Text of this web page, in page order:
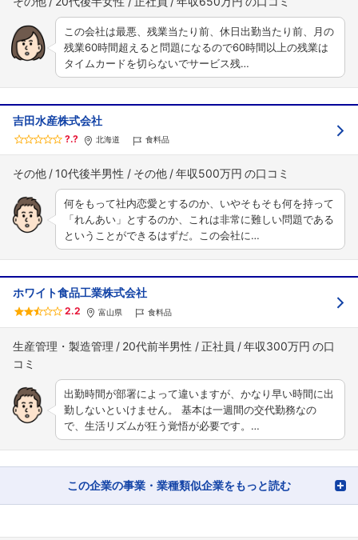
この会社は最悪、残業当たり前、休日出勤当たり前、月の
残業60時間超えると問題になるので60時間以上の残業は
タイムカードを切らないでサービス残…
吉田水産株式会社
?.? 北海道 食料品
その他 10代後半男性 その他 年収500万円
何をもって社内恋愛とするのか、いやそもそも何を持って
「れんあい」とするのか、これは非常に難しい問題である
ということができるはずだ。この会社に…
ホワイト食品工業株式会社
2.2 富山県 食料品
生産管理・製造管理 20代前半男性 正社員 年収300万円
出勤時間が部署によって違いますが、かなり早い時間に出
勤しないといけません。 基本は一週間の交代勤務なの
で、生活リズムが狂う覚悟が必要です。…
この企業の事業・業種類似企業をもっと読む